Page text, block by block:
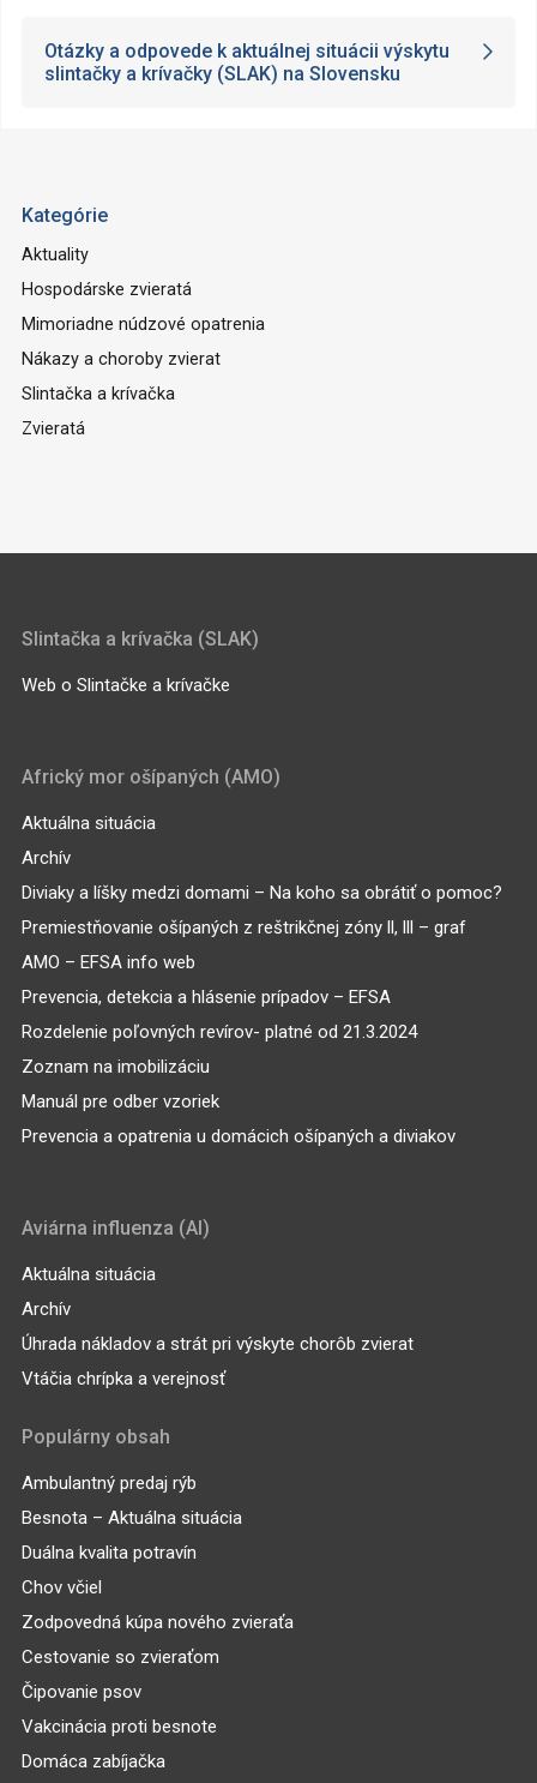
Otázky a odpovede k aktuálnej situácii výskytu
slintačky a krívačky (SLAK) na Slovensku
Kategórie
Aktuality
Hospodárske zvieratá
Mimoriadne núdzové opatrenia
Nákazy a choroby zvierat
Slintačka a krívačka
Zvieratá
Slintačka a krívačka (SLAK)
Web o Slintačke a krívačke
Africký mor ošípaných (AMO)
Aktuálna situácia
Archív
Diviaky a líšky medzi domami – Na koho sa obrátiť o pomoc?
Premiestňovanie ošípaných z reštrikčnej zóny ll, lll – graf
AMO – EFSA info web
Prevencia, detekcia a hlásenie prípadov – EFSA
Rozdelenie poľovných revírov- platné od 21.3.2024
Zoznam na imobilizáciu
Manuál pre odber vzoriek
Prevencia a opatrenia u domácich ošípaných a diviakov
Aviárna influenza (AI)
Aktuálna situácia
Archív
Úhrada nákladov a strát pri výskyte chorôb zvierat
Vtáčia chrípka a verejnosť
Populárny obsah
Ambulantný predaj rýb
Besnota – Aktuálna situácia
Duálna kvalita potravín
Chov včiel
Zodpovedná kúpa nového zvieraťa
Cestovanie so zvieraťom
Čipovanie psov
Vakcinácia proti besnote
Domáca zabíjačka